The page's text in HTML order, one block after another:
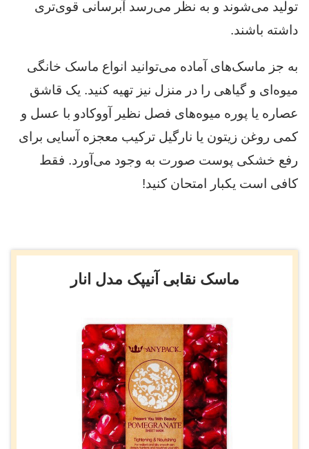
تولید می‌شوند و به نظر می‌رسد آبرسانی قوی‌تری
داشته باشند.
به جز ماسک‌های آماده می‌توانید انواع ماسک خانگی
میوه‌ای و گیاهی را در منزل نیز تهیه کنید. یک قاشق
عصاره یا پوره میوه‌های فصل نظیر آووکادو با عسل و
کمی روغن زیتون یا نارگیل ترکیب معجزه آسایی برای
رفع خشکی پوست صورت به وجود می‌آورد. فقط
کافی است یکبار امتحان کنید!
ماسک نقابی آنیپک مدل انار